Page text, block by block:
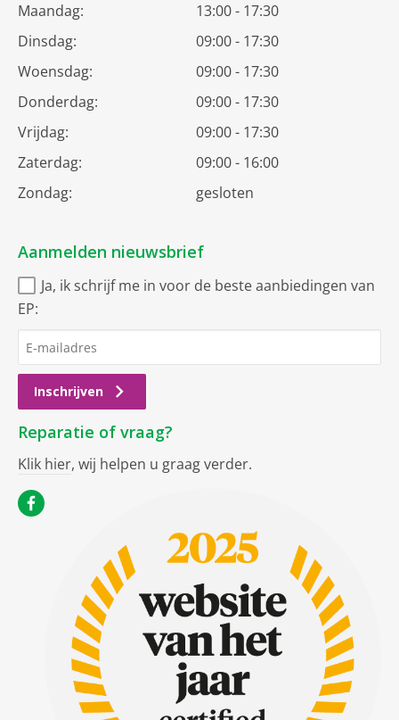
Maandag:
13:00 - 17:30
Dinsdag:
09:00 - 17:30
Woensdag:
09:00 - 17:30
Donderdag:
09:00 - 17:30
Vrijdag:
09:00 - 17:30
Zaterdag:
09:00 - 16:00
Zondag:
gesloten
Aanmelden nieuwsbrief
Ja, ik schrijf me in voor de beste aanbiedingen van
EP:
Inschrijven
Reparatie of vraag?
Klik hier, wij helpen u graag verder.